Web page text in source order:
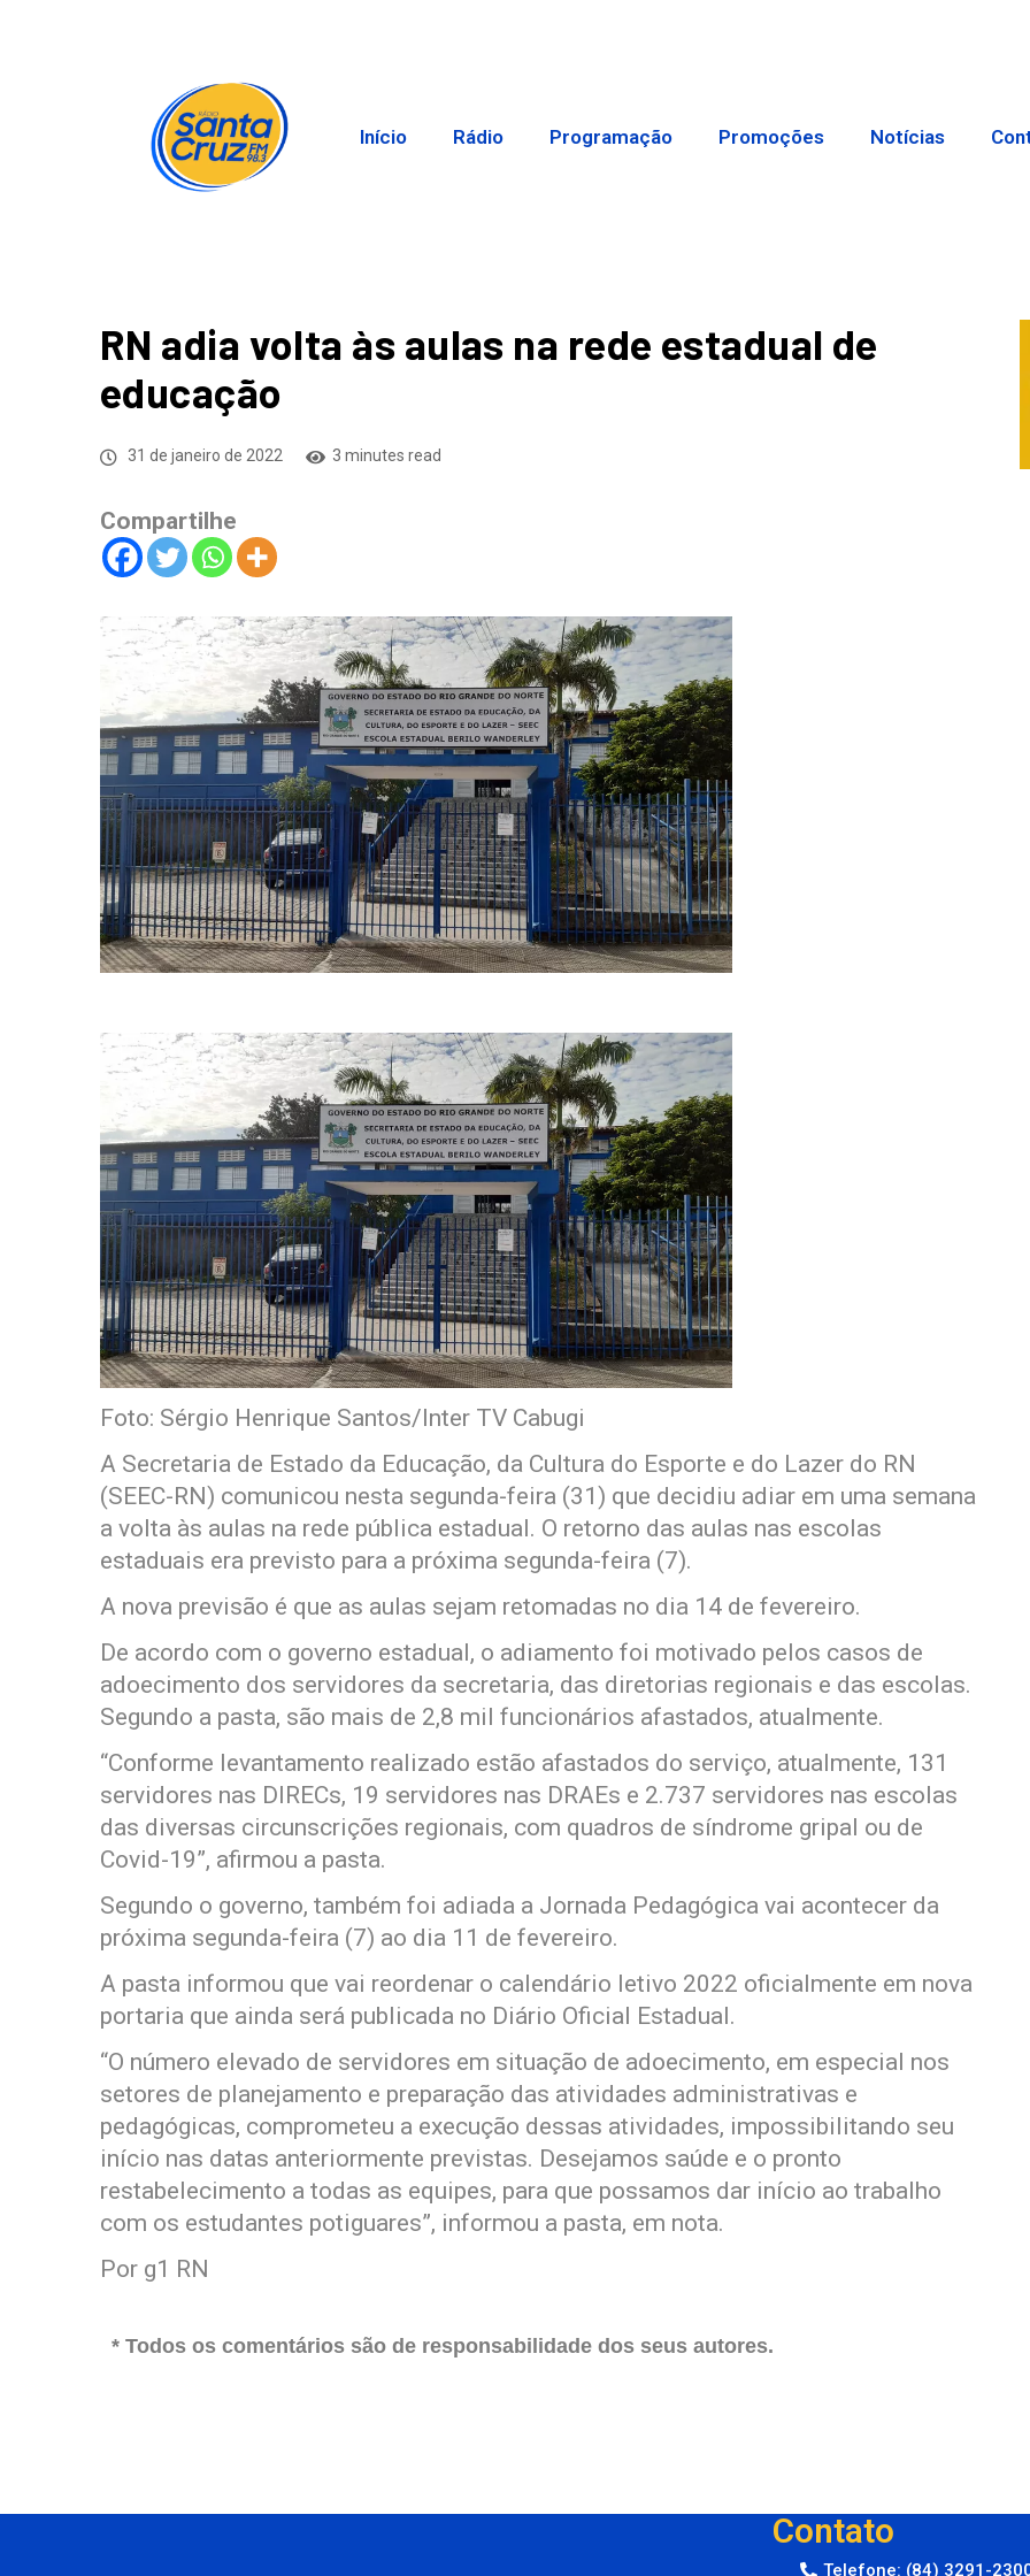
Início Rádio Programação Promoções Notícias
RN adia volta às aulas na rede estadual de
educação
31 de janeiro de 2022 3 minutes read
Compartilhe
Foto: Sérgio Henrique Santos/Inter TV Cabugi
A Secretaria de Estado da Educação, da Cultura do Esporte e do Lazer do RN
(SEEC-RN) comunicou nesta segunda-feira (31) que decidiu adiar em uma semana
a volta às aulas na rede pública estadual. O retorno das aulas nas escolas
estaduais era previsto para a próxima segunda-feira (7).
A nova previsão é que as aulas sejam retomadas no dia 14 de fevereiro.
De acordo com o governo estadual, o adiamento foi motivado pelos casos de
adoecimento dos servidores da secretaria, das diretorias regionais e das escolas.
Segundo a pasta, são mais de 2,8 mil funcionários afastados, atualmente.
“Conforme levantamento realizado estão afastados do serviço, atualmente, 131
servidores nas DIRECs, 19 servidores nas DRAEs e 2.737 servidores nas escolas
das diversas circunscrições regionais, com quadros de síndrome gripal ou de
Covid-19”, afirmou a pasta.
Segundo o governo, também foi adiada a Jornada Pedagógica vai acontecer da
próxima segunda-feira (7) ao dia 11 de fevereiro.
A pasta informou que vai reordenar o calendário letivo 2022 oficialmente em nova
portaria que ainda será publicada no Diário Oficial Estadual.
“O número elevado de servidores em situação de adoecimento, em especial nos
setores de planejamento e preparação das atividades administrativas e
pedagógicas, comprometeu a execução dessas atividades, impossibilitando seu
início nas datas anteriormente previstas. Desejamos saúde e o pronto
restabelecimento a todas as equipes, para que possamos dar início ao trabalho
com os estudantes potiguares”, informou a pasta, em nota.
Por g1 RN
* Todos os comentários são de responsabilidade dos seus autores.
Contato
Telefone: (84) 3291-